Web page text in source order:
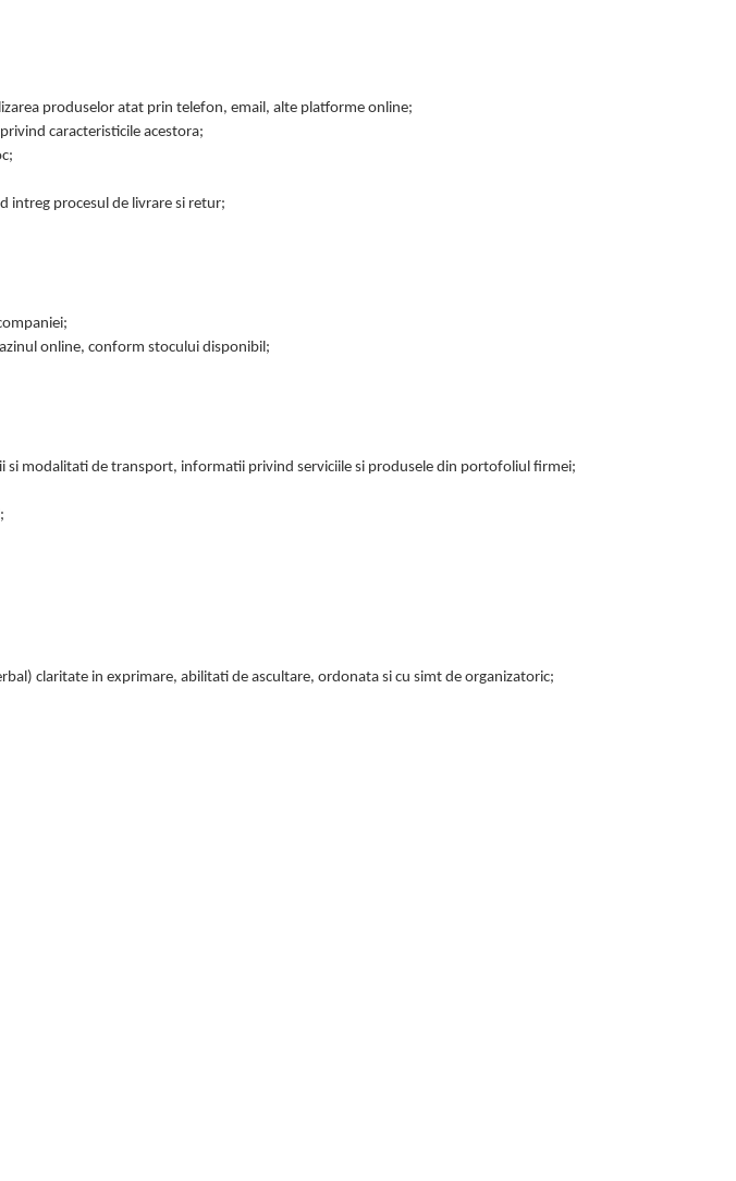
produselor atat prin telefon, email, alte platforme online;
caracteristicile acestora;
intreg procesul de livrare si retur;
online, conform stocului disponibil;
modalitati de transport, informatii privind serviciile si produsele din portofoliul firmei;
claritate in exprimare, abilitati de ascultare, ordonata si cu simt de organizatoric;